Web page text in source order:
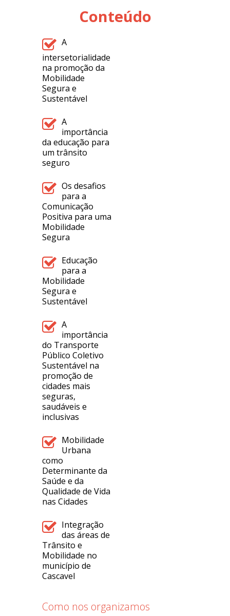
Conteúdo
A
intersetorialidade
na promoção da
Mobilidade
Segura e
Sustentável
A
importância
da educação para
um trânsito
seguro
Os desafios
para a
Comunicação
Positiva para uma
Mobilidade
Segura
Educação
para a
Mobilidade
Segura e
Sustentável
A
importância
do Transporte
Público Coletivo
Sustentável na
promoção de
cidades mais
seguras,
saudáveis e
inclusivas
Mobilidade
Urbana
como
Determinante da
Saúde e da
Qualidade de Vida
nas Cidades
Integração
das áreas de
Trânsito e
Mobilidade no
município de
Cascavel
Como nos organizamos